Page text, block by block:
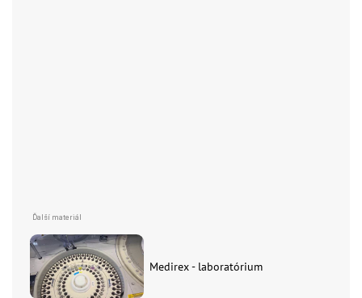
Medirex - laboratórium